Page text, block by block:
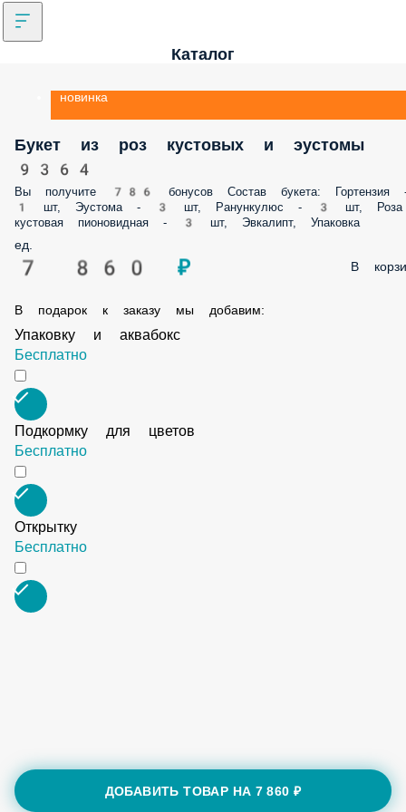
Каталог
новинка
Букет из роз кустовых и эустомы
9364
Вы получите 786 бонусов Состав букета: Гортензия
1 шт, Эустома - 3 шт, Ранункулюс - 3 шт, Роза
кустовая пионовидная - 3 шт, Эвкалипт, Упаковка
ед.
7 860 ₽ В
В подарок к заказу мы добавим:
Упаковку и аквабокс
Бесплатно
Подкормку для цветов
Бесплатно
Открытку
Бесплатно
ДОБАВИТЬ ТОВАР НА 7 860 ₽